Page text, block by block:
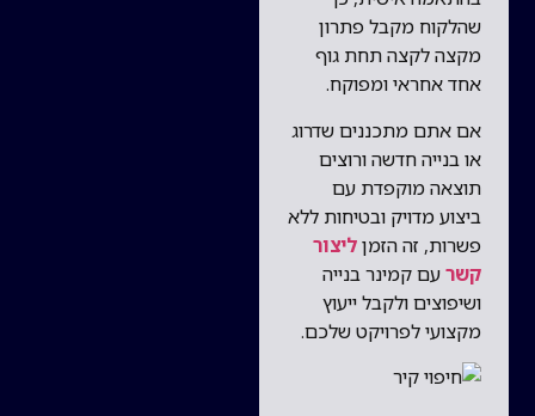
שהלקוח מקבל פתרון
מקצה לקצה תחת גוף
אחד אחראי ומפוקח.
אם אתם מתכננים שדרוג
או בנייה חדשה ורוצים
תוצאה מוקפדת עם
ביצוע מדויק ובטיחות ללא
פשרות, זה הזמןליצור
קשרעם קמינר בנייה
ושיפוצים ולקבל ייעוץ
מקצועי לפרויקט שלכם.